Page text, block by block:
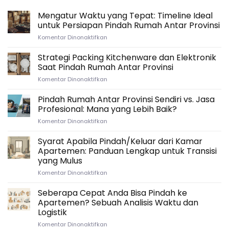
Mengatur Waktu yang Tepat: Timeline Ideal
untuk Persiapan Pindah Rumah Antar Provinsi
Komentar Dinonaktifkan
Waktu
yang
Tepat:
untuk
Persiapan
Pindah
Provinsi
Strategi Packing Kitchenware dan Elektronik
Saat Pindah Rumah Antar Provinsi
Komentar Dinonaktifkan
Packing
Kitchenware
dan
Pindah
Rumah
Pindah Rumah Antar Provinsi Sendiri vs. Jasa
Profesional: Mana yang Lebih Baik?
Komentar Dinonaktifkan
Rumah
Antar
Provinsi
Profesional:
Mana
yang
Syarat Apabila Pindah/Keluar dari Kamar
Apartemen: Panduan Lengkap untuk Transisi
yang Mulus
Komentar Dinonaktifkan
Apabila
Pindah/Keluar
dari
Seberapa Cepat Anda Bisa Pindah ke
Apartemen? Sebuah Analisis Waktu dan
Logistik
Komentar Dinonaktifkan